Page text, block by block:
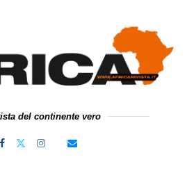
del continente vero